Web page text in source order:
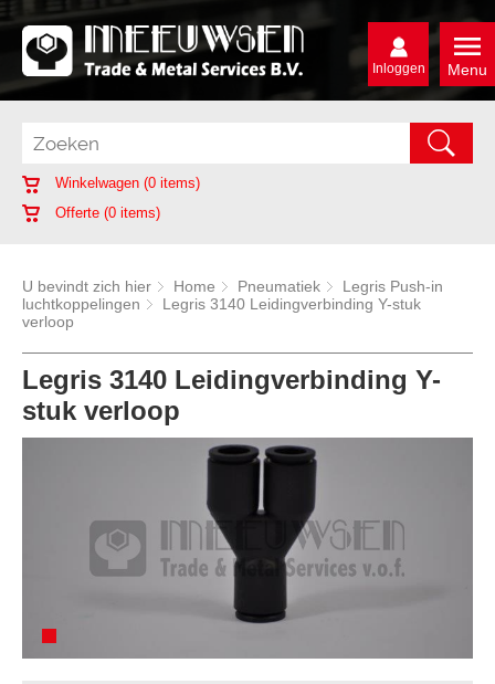
Menu
Inloggen
Winkelwagen (0 items)
Offerte (0 items)
U bevindt zich hier Home Pneumatiek
Legris Push-in
luchtkoppelingen
Legris 3140 Leidingverbinding Y-stuk
verloop
Legris 3140 Leidingverbinding Y-
stuk verloop